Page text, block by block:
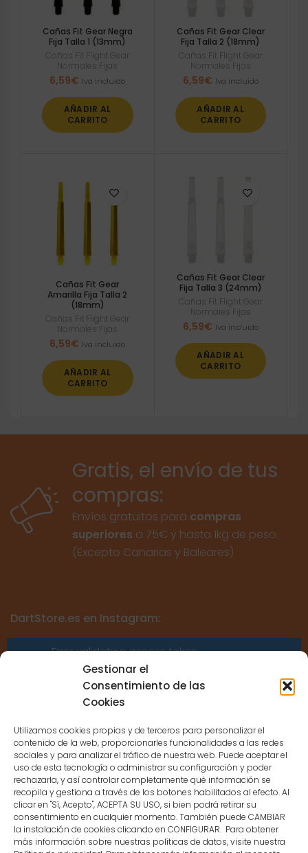
Gestionar el
Consentimiento de las
Cookies
Utilizamos cookies propias y de terceros para personalizar el
contenido de la web, proporcionarles funcionalidades a las redes
sociales y para analizar el tráfico de nuestra web. Puede aceptar el
uso de esta tecnología o administrar su configuración y poder
rechazarla, y así controlar completamente qué información se
recopila y gestiona a través de los botones habilitados al efecto. Al
clicar en "Sí, Acepto", ACEPTA SU USO, si bien podrá retirar su
consentimiento en cualquier momento. También puede CAMBIAR
la instalación de cookies clicando en CONFIGURAR. Para obtener
más información sobre nuestras políticas de datos, visite nuestra
Cañas Fit Gear Negra
Fija Talla 1 (13mm)
Cañas Fit Flight Gear
Normales Fijas
6,59€ Iva incluido
AÑADIR AL
CARRITO
Cañas Fit Gear Clear
Fija Talla 2 (18mm)
Cañas Fit Flight Gear
Normales Fijas
6,59€ Iva incluido
AÑADIR AL
CARRITO
Cañas Fit Gear
Amarilla Fija Talla 2
(18mm)
Cañas Fit Flight Gear
Normales Fijas
6,59€ Iva incluido
AÑADIR AL
CARRITO
Cañas Fit Gear Clear
Fija Talla 3 (24mm)
Cañas Fit Flight Gear
Normales Fijas
6,59€ Iva incluido
AÑADIR AL
CARRITO
Gratis, el envío de tus
compras:
Envíos gratuitos para compras
superiores a 75€ y hasta 1kg de peso.
(Excepto Canarias y Baleares)
DartStore.es en Instagram:
Error validating access token:
Sessions for the user are not allowed
because the user is not a confirmed
CONTACTO
MENÚ PRINCIPAL